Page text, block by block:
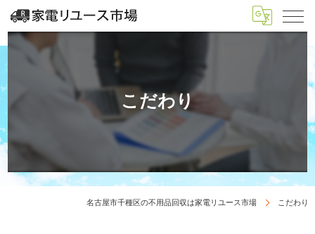
こだわり
名古屋市千種区の不用品回収は家電リユース市場 こだわり